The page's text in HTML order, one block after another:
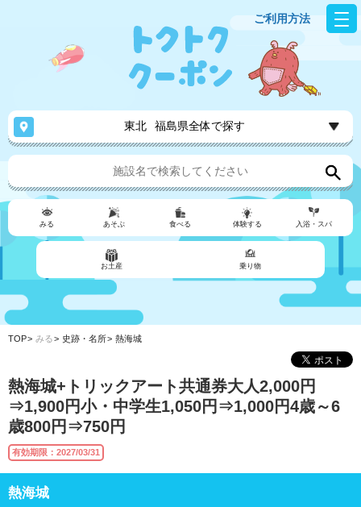
ご利用方法
東北 福島県全体で探す
みる あそぶ 食べる 体験する 入浴・スパ
お土産 乗り物
TOP みる 史跡・名所 熱海城
熱海城+トリックアート共通券大人2,000円
⇒1,900円小・中学生1,050円⇒1,000円4歳～6
歳800円⇒750円
有効期限：2027/03/31
熱海城